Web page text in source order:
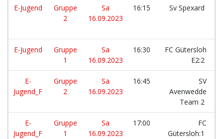
E-Jugend
Gruppe
2
Sa
16.09.2023
16:15 Sv Spexard
E-Jugend
Gruppe
1
Sa
16.09.2023
16:30
FC Gütersloh
E2:2
E-
Jugend_F
Gruppe
2
Sa
16.09.2023
16:45
SV
Avenwedde
Team 2
E-
Jugend_F
Gruppe
1
Sa
16.09.2023
17:00
FC
Gütersloh:1